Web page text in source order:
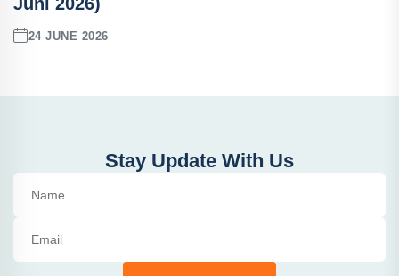
24 JUNE 2026
Stay Update With Us